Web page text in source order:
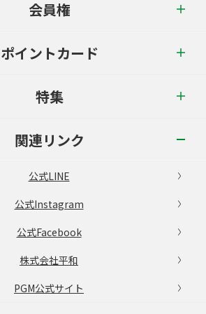
会員権
ポイントカード
特集
関連リンク
公式LINE
公式Instagram
公式Facebook
株式会社平和
PGM公式サイト